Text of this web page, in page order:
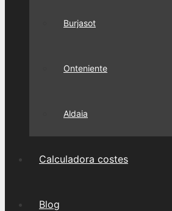
Burjasot
Onteniente
Aldaia
Calculadora costes
Blog